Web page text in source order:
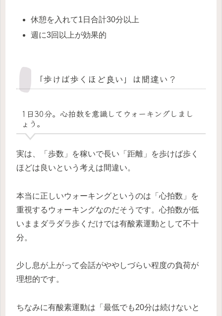
休憩を入れて1日合計30分以上
週に3回以上が効果的
「歩けば歩くほど良い」は間違い？
1日30分。心拍数を意識してウォーキングしまし
ょう。
実は、「歩数」を稼いで長い「距離」を歩けば歩く
ほどは良いという考えは間違い。
本当に正しいウォーキングというのは「心拍数」を
重視するウォーキングなのだそうです。心拍数が低
いままダラダラ歩くだけでは有酸素運動として不十
分。
少し息が上がって会話がややしづらい程度の負荷が
理想的です。
ちなみに有酸素運動は「最低でも20分は続けないと